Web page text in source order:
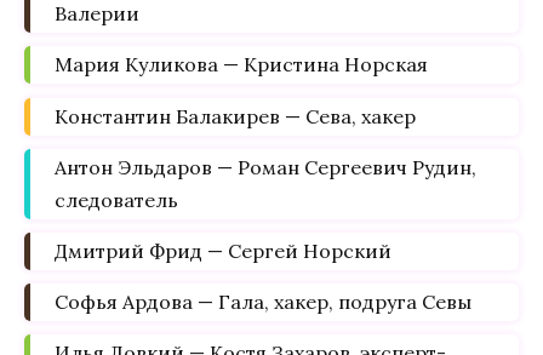
Валерии
Мария Куликова — Кристина Норская
Константин Балакирев — Сева, хакер
Антон Эльдаров — Роман Сергеевич Рудин,
следователь
Дмитрий Фрид — Сергей Норский
Софья Ардова — Гала, хакер, подруга Севы